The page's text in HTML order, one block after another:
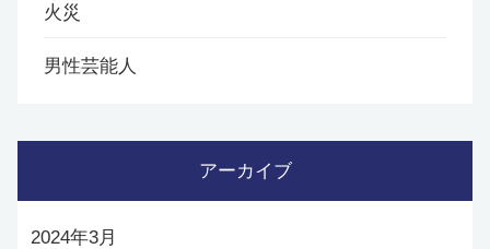
火災
男性芸能人
アーカイブ
2024年3月